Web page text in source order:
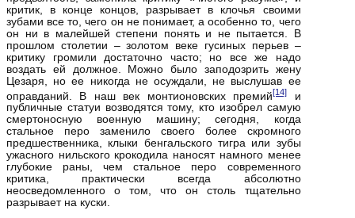
критик, в конце концов, разрывает в клочья своими
зубами все то, чего он не понимает, а особенно то, чего
он ни в малейшей степени понять и не пытается. В
прошлом столетии – золотом веке гусиных перьев –
критику громили достаточно часто; но все же надо
воздать ей должное. Можно было заподозрить жену
Цезаря, но ее никогда не осуждали, не выслушав ее
оправданий. В наш век монтионовских премий[14]
и
публичные статуи возводятся тому, кто изобрел самую
смертоносную военную машину; сегодня, когда
стальное перо заменило своего более скромного
предшественника, клыки бенгальского тигра или зубы
ужасного нильского крокодила наносят намного менее
глубокие раны, чем стальное перо современного
критика, практически всегда абсолютно
неосведомленного о том, что он столь тщательно
разрывает на куски.